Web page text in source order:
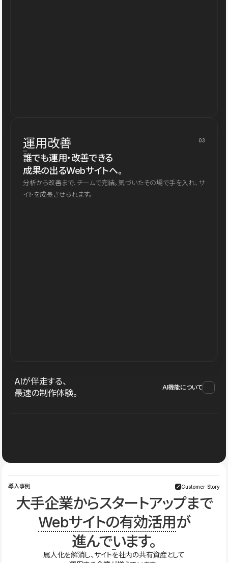
運用改善 03
誰でも運用・改善できる
成果の出るWebサイトへ。
分析から改善まで、チームで完結。気づいたその場で手を入れ、サ
イトを成長させられます。
AIが伴走する、
最速の制作体験。
AI機能について
導入事例 Customer Story
大手企業からスタートアップまで
Webサイトの有効活用が
進んでいます。
属人化を解消し、サイトを社内の共有資産として